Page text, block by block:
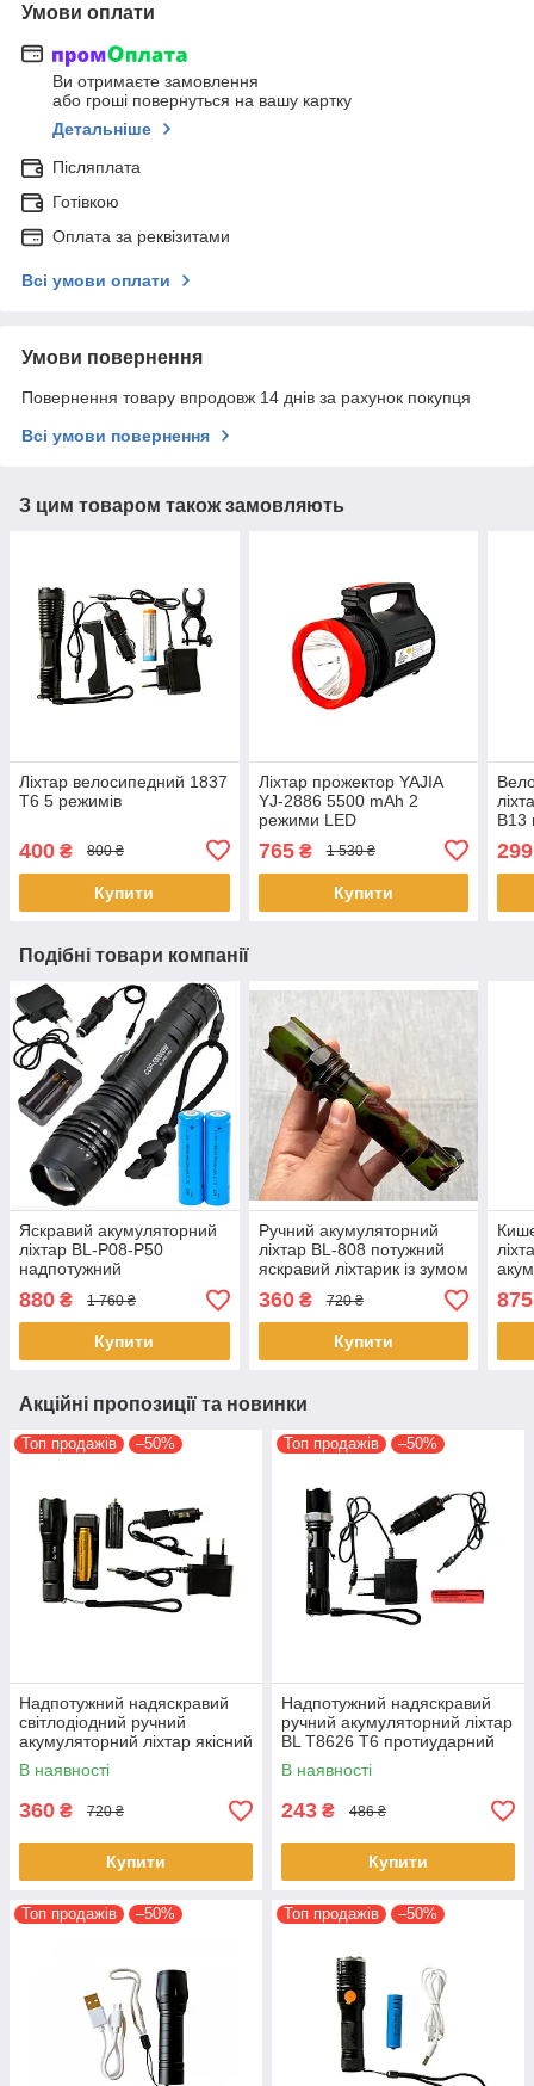
Умови оплати
Ви отримаєте замовлення
або гроші повернуться на вашу картку
Детальніше
Післяплата
Готівкою
Оплата за реквізитами
Всі умови оплати
Умови повернення
Повернення товару впродовж 14 днів за рахунок покупця
Всі умови повернення
З цим товаром також замовляють
Ліхтар велосипедний 1837
T6 5 режимів
400 ₴ 800 ₴
Купити
Ліхтар прожектор YAJIA
YJ-2886 5500 mAh 2
режими LED
765₴ 1 530 ₴
Купити
B13
299
Подібні товари компанії
Яскравий акумуляторний
ліхтар BL-P08-P50
надпотужний
світлодіодний із зумом T6
18650
880 ₴ 1 760 ₴
Купити
Ручний акумуляторний
ліхтар BL-808 потужний
яскравий ліхтарик із зумом
Zoom T6 18650 Зелений
360₴ 720 ₴
Купити
XH
875
Акційні пропозиції та новинки
Топ продажів –50%
Надпотужний надяскравий
світлодіодний ручний
акумуляторний ліхтар якісний
zoom ліхтарик BL-1831-Т6
В наявності
360 ₴ 720 ₴
Купити
Топ продажів –50%
Надпотужний надяскравий
ручний акумуляторний ліхтар
BL T8626 T6 протиударний
ліхтарик Zoom 18650
В наявності
243 ₴ 486 ₴
Купити
Топ продажів –50% Топ продажів –50%